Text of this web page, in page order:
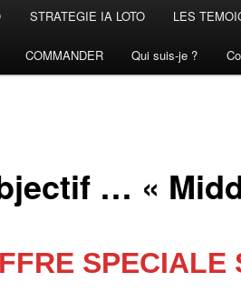
STRATEGIE IA LOTO LES
COMMANDER Qui suis-je ?
… «
SPECIALE